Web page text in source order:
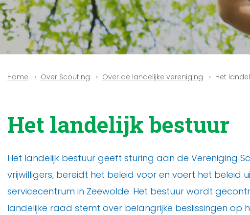
Home Over Scouting Over de landelijke vereniging Het
Het landelijk bestuur
Het landelijk bestuur geeft sturing aan de Vereniging
vrijwilligers, bereidt het beleid voor en voert het beleid
servicecentrum in Zeewolde. Het bestuur wordt
landelijke raad stemt over belangrijke beslissingen op